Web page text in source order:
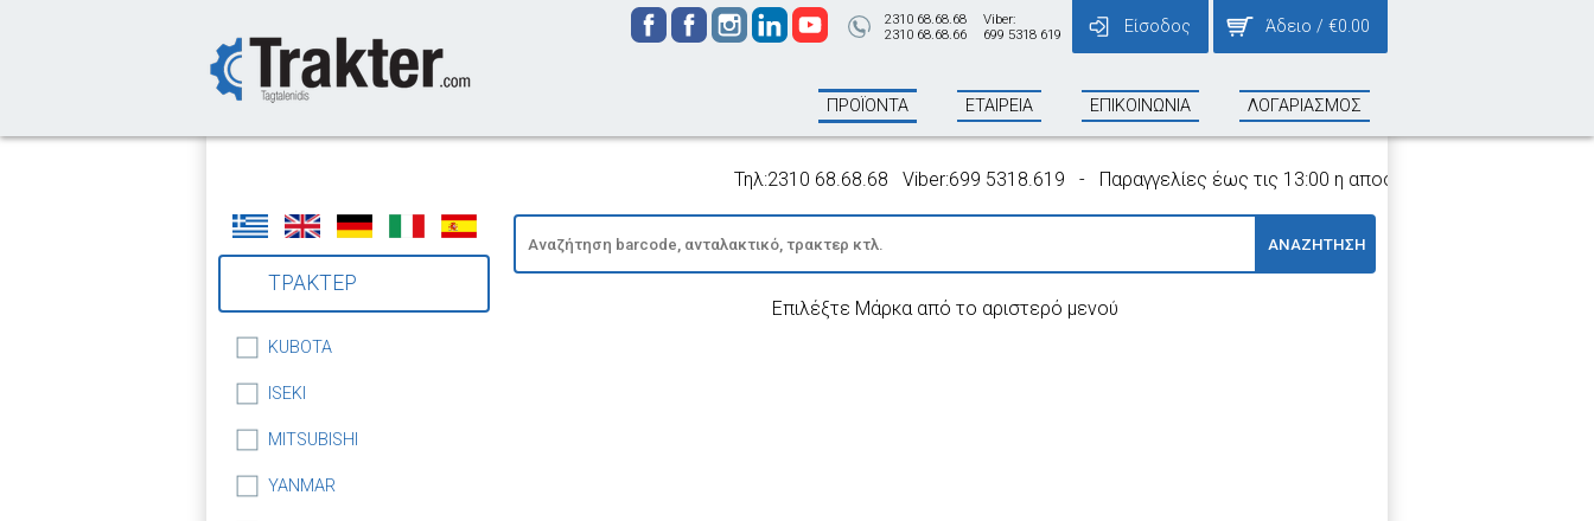
2310 68.68.68
2310 68.68.66
Viber:
699 5318 619
Είσοδος Άδειο / €0.00
ΠΡΟΪΟΝΤΑ ΕΤΑΙΡΕΙΑ ΕΠΙΚΟΙΝΩΝΙΑ ΛΟΓΑΡΙΑΣΜΟΣ
Τηλ:2310 68.68.68 Viber:699 5318.619 - Παραγγελίες έως τις 13:00 η αποστολή τους γίνεται την ίδια
ΤΡΑΚΤΕΡ
KUBOTA
ISEKI
MITSUBISHI
YANMAR
ΑΝΑΖΗΤΗΣΗ
Επιλέξτε Μάρκα από το αριστερό μενού